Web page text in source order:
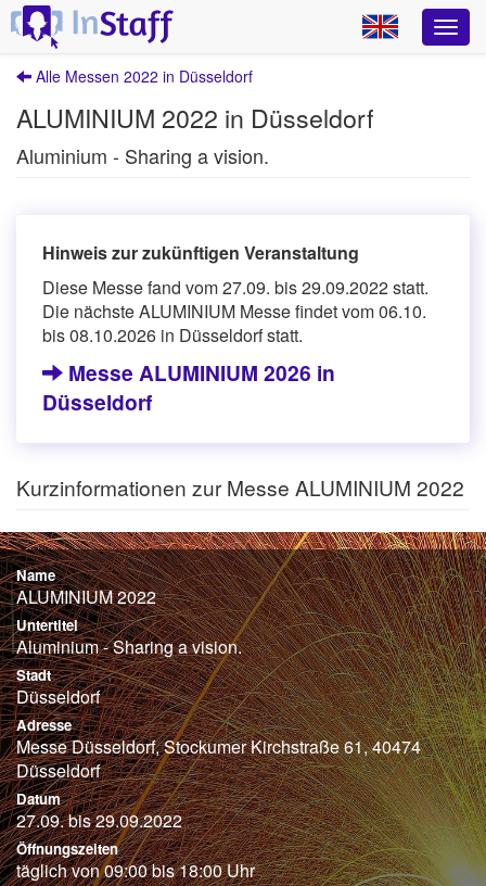
Alle Messen 2022 in Düsseldorf
ALUMINIUM 2022 in Düsseldorf
Aluminium - Sharing a vision.
Hinweis zur zukünftigen Veranstaltung
Diese Messe fand vom 27.09. bis 29.09.2022 statt.
Die nächste ALUMINIUM Messe findet vom 06.10.
bis 08.10.2026 in Düsseldorf statt.
Messe ALUMINIUM 2026 in
Düsseldorf
Kurzinformationen zur Messe ALUMINIUM 2022
Name
ALUMINIUM 2022
Untertitel
Aluminium - Sharing a vision.
Stadt
Düsseldorf
Adresse
Messe Düsseldorf, Stockumer Kirchstraße 61, 40474
Düsseldorf
Datum
27.09. bis 29.09.2022
Öffnungszeiten
täglich von 09:00 bis 18:00 Uhr